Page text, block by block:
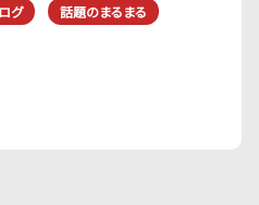
グ 話題のまるまる